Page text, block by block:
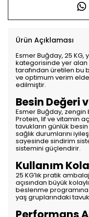
Ürün Açıklaması
Esmer Buğday, 25
kategorisinde yer alan
tarafından üretilen bu
ve optimum verim
edilmiştir.
Besin Değeri
Esmer Buğday,
Protein, lif ve vitamin
tavukların günlük
sağlık durumlarını
sayesinde sindirim
sistemini güçlendirir.
Kullanım
25 KG’lık pratik
açısından büyük
beslenme
yaş gruplarındaki